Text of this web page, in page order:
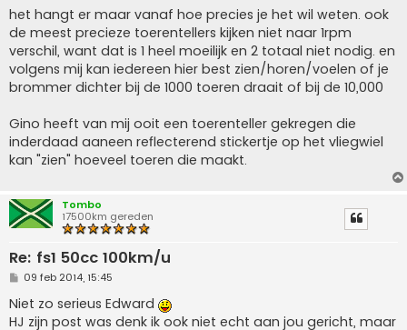
h
t
het hangt er maar vanaf hoe precies je het wil weten. ook
de meest precieze toerentellers kijken niet naar 1rpm
verschil, want dat is 1 heel moeilijk en 2 totaal niet nodig. en
volgens mij kan iedereen hier best zien/horen/voelen of je
brommer dichter bij de 1000 toeren draait of bij de 10,000
Gino heeft van mij ooit een toerenteller gekregen die
inderdaad aaneen reflecterend stickertje op het vliegwiel
kan "zien" hoeveel toeren die maakt.
Tombo
17500km gereden
Re: fs1 50cc 100km/u
B
r
i
c
09 feb 2014, 15:45
Niet zo serieus Edward
HJ zijn post was denk ik ook niet echt aan jou gericht, maar